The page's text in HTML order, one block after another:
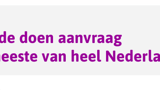
doen aanvraag
van heel